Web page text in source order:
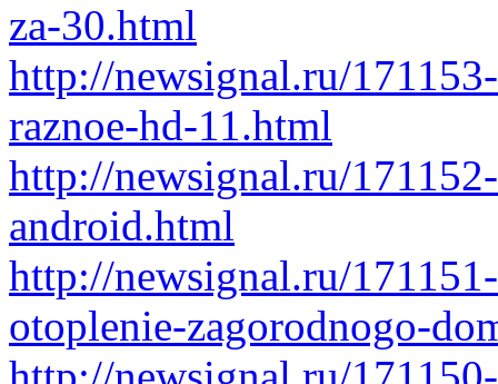
za-30.html
http://newsignal.ru/
raznoe-hd-11.html
http://newsignal.ru/
android.html
http://newsignal.ru/
otoplenie-zagorodnogo-